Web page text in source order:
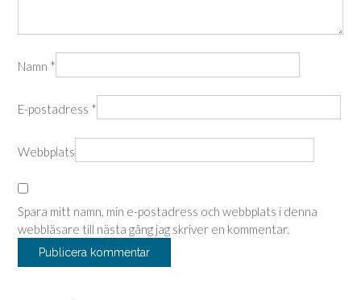
Namn *
E-postadress *
Webbplats
Spara mitt namn, min e-postadress och webbplats i denna
webbläsare till nästa gång jag skriver en kommentar.